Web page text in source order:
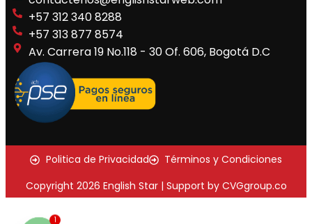
+57 312 340 8288
+57 313 877 8574
Av. Carrera 19 No.118 - 30 Of. 606, Bogotá D.C
Politica de Privacidad
Términos y Condiciones
Copyright 2026 English Star | Support by CVGgroup.co
1